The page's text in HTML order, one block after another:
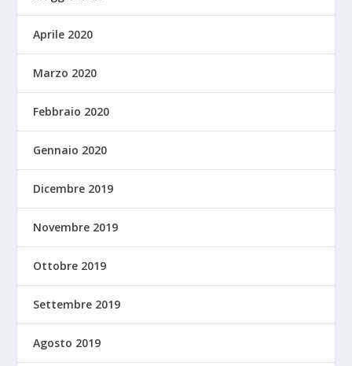
Aprile 2020
Marzo 2020
Febbraio 2020
Gennaio 2020
Dicembre 2019
Novembre 2019
Ottobre 2019
Settembre 2019
Agosto 2019